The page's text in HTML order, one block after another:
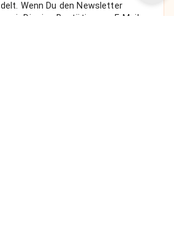
Wenn Du den Newsletter
wir Dir eine Bestätigungs-E-Mail.